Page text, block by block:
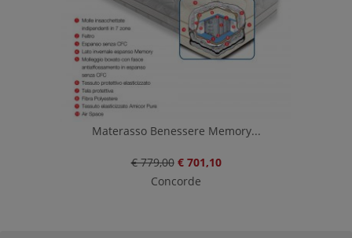
Materasso Benessere Memory...
€ 779,00 € 701,10
Concorde